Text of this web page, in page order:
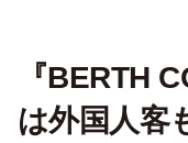
『BERTH
は外国人客